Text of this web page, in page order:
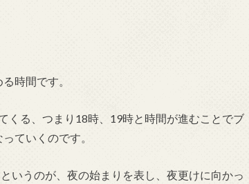
時間です。
くる、つまり18時、19時と時間が進むことでブ
ていくのです。
いうのが、夜の始まりを表し、夜更けに向かっ